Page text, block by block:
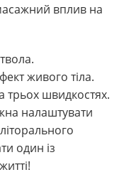
вплив на
живого тіла.
трьох швидкостях.
налаштувати
один із